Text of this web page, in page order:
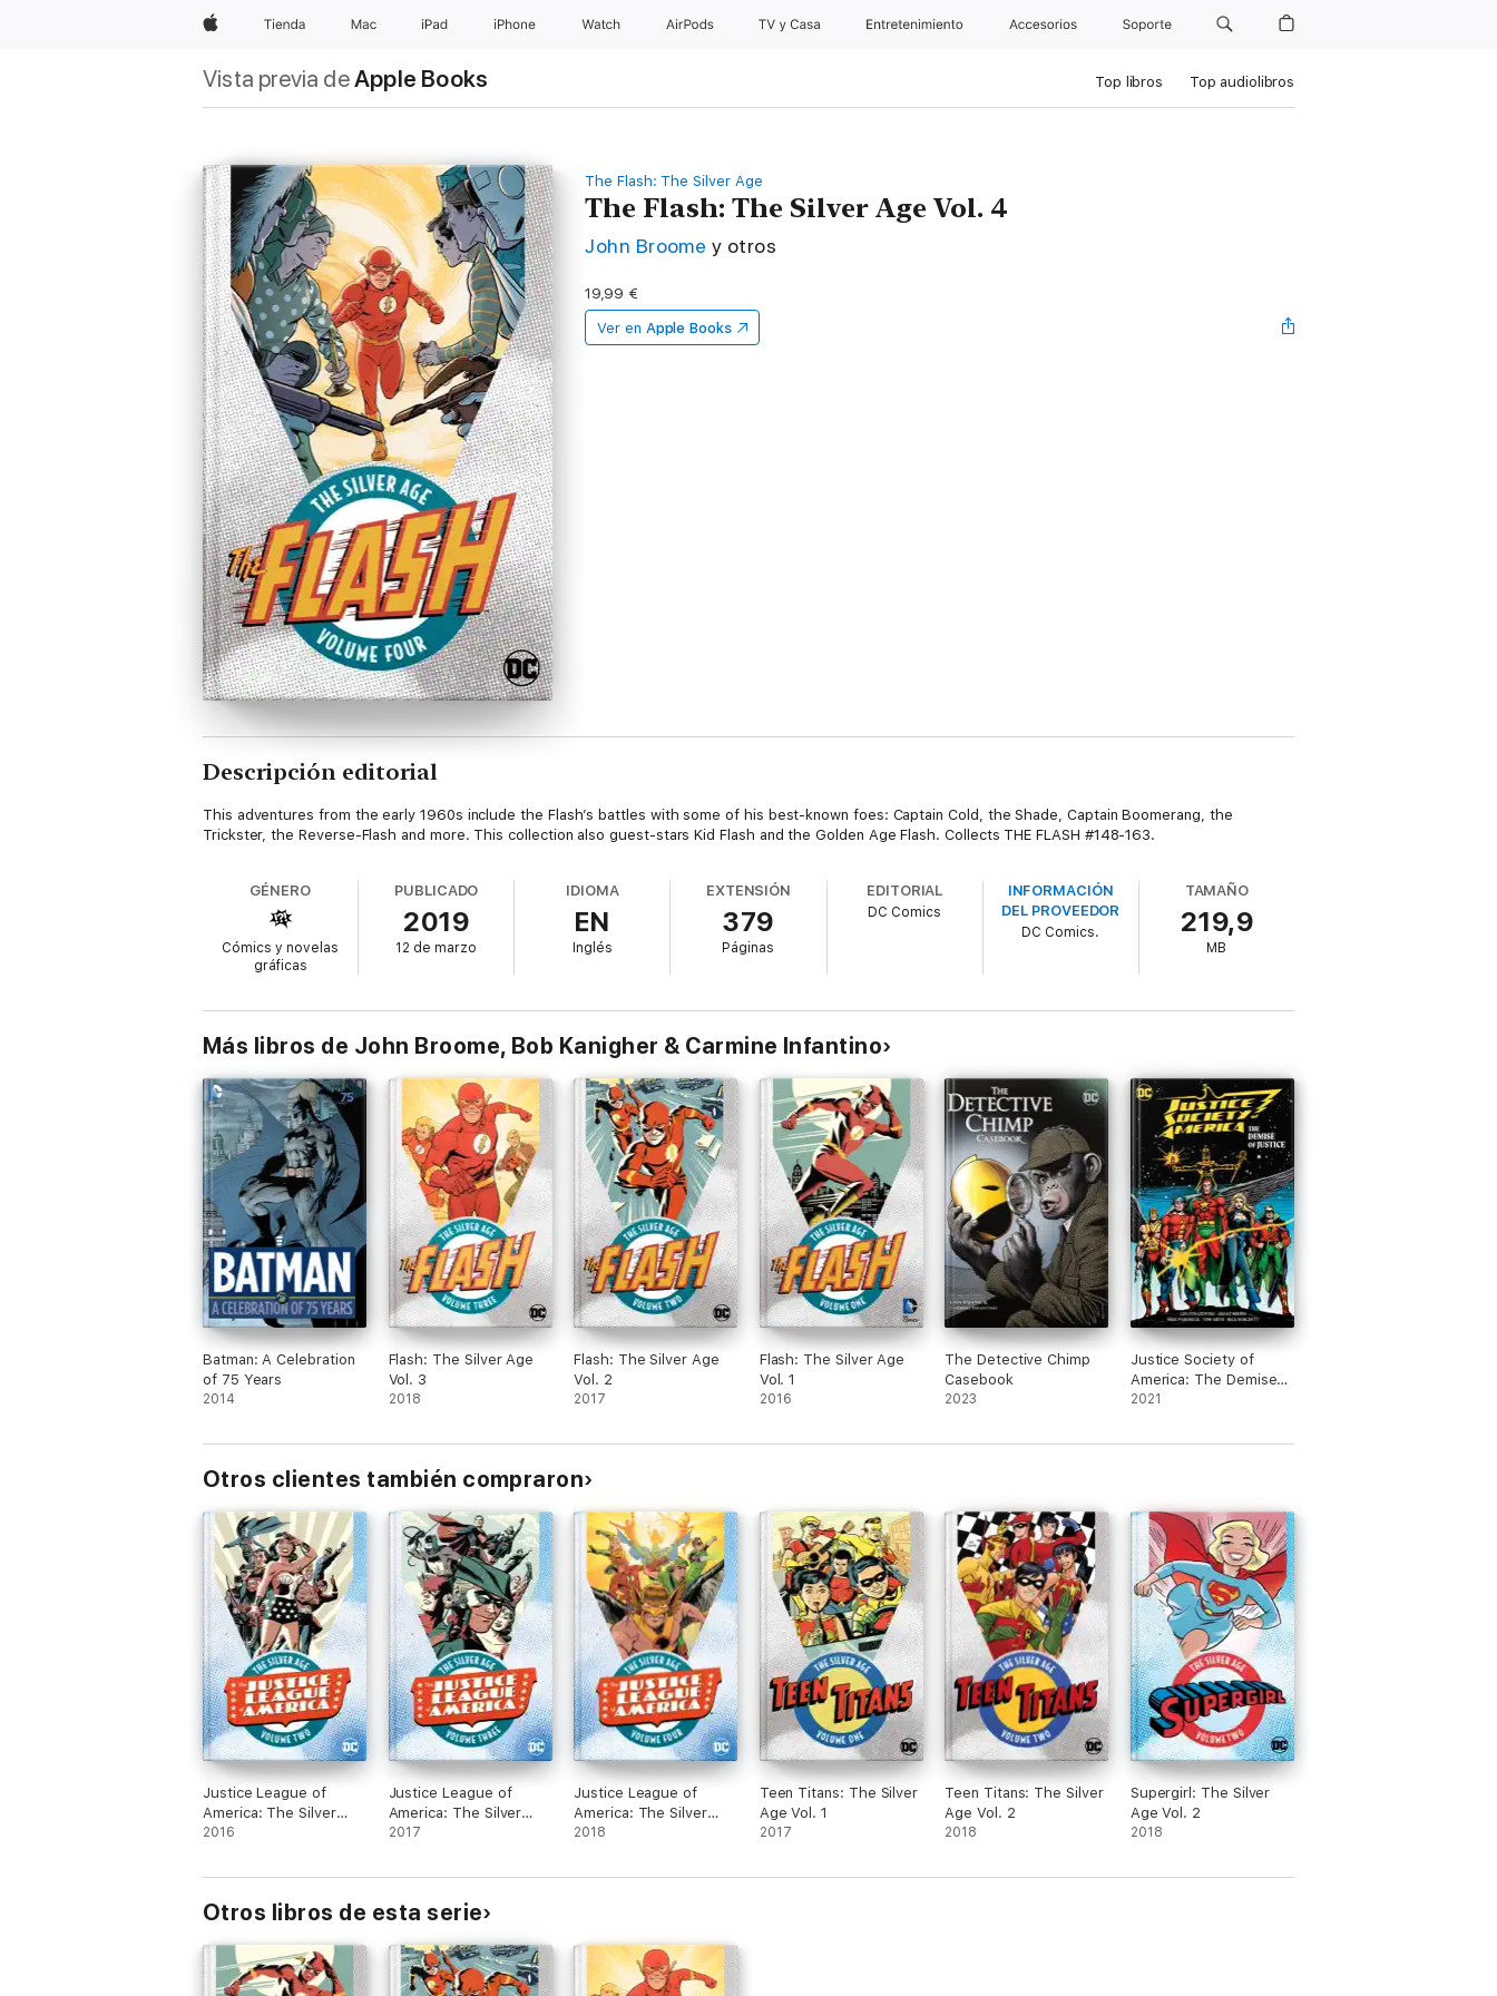
AppleTienda Mac iPad iPhone Watch AirPods TV y Casa Entretenimiento Accesorios Soporte
Vista previa deApple Books Top libros Top audiolibros
The Flash: The Silver Age
The Flash: The Silver Age Vol. 4
John Broome y otros
19,99 €
Ver en Apple Books
Descripción editorial
This adventures from the early 1960s include the Flash’s battles with some of his best-known foes: Captain Cold, the Shade, Captain Boomerang, the
Trickster, the Reverse-Flash and more. This collection also guest-stars Kid Flash and the Golden Age Flash. Collects THE FLASH #148-163.
GÉNERO
Cómics y novelas
gráficas
PUBLICADO
2019
12 de marzo
IDIOMA
EN
Inglés
EXTENSIÓN
379
Páginas
EDITORIAL
DC Comics
INFORMACIÓN
DEL PROVEEDOR
DC Comics.
TAMAÑO
219,9
MB
Más libros de John Broome, Bob Kanigher & Carmine Infantino
Batman: A Celebration
of 75 Years
2014
Flash: The Silver Age
Vol. 3
2018
Flash: The Silver Age
Vol. 2
2017
Flash: The Silver Age
Vol. 1
2016
The Detective Chimp
Casebook
2023
Justice Society of
America: The Demise
of Justice
2021
Otros clientes también compraron
Justice League of
America: The Silver
Age Vol. 2
2016
Justice League of
America: The Silver
Age Vol. 3
2017
Justice League of
America: The Silver
Age Vol. 4
2018
Teen Titans: The Silver
Age Vol. 1
2017
Teen Titans: The Silver
Age Vol. 2
2018
Supergirl: The Silver
Age Vol. 2
2018
Otros libros de esta serie